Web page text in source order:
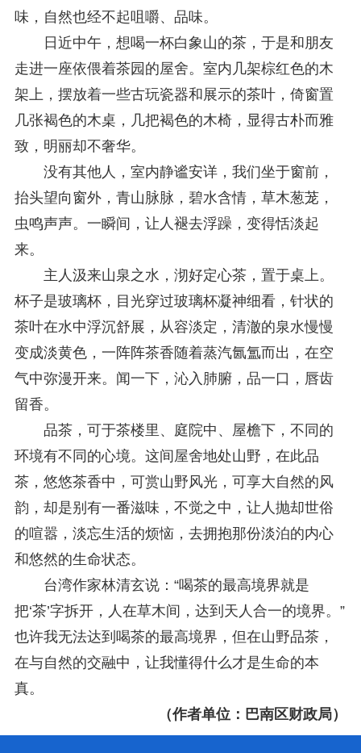
味，自然也经不起咀嚼、品味。
日近中午，想喝一杯白象山的茶，于是和朋友
走进一座依偎着茶园的屋舍。室内几架棕红色的木
架上，摆放着一些古玩瓷器和展示的茶叶，倚窗置
几张褐色的木桌，几把褐色的木椅，显得古朴而雅
致，明丽却不奢华。
没有其他人，室内静谧安详，我们坐于窗前，
抬头望向窗外，青山脉脉，碧水含情，草木葱茏，
虫鸣声声。一瞬间，让人褪去浮躁，变得恬淡起
来。
主人汲来山泉之水，沏好定心茶，置于桌上。
杯子是玻璃杯，目光穿过玻璃杯凝神细看，针状的
茶叶在水中浮沉舒展，从容淡定，清澈的泉水慢慢
变成淡黄色，一阵阵茶香随着蒸汽氤氲而出，在空
气中弥漫开来。闻一下，沁入肺腑，品一口，唇齿
留香。
品茶，可于茶楼里、庭院中、屋檐下，不同的
环境有不同的心境。这间屋舍地处山野，在此品
茶，悠悠茶香中，可赏山野风光，可享大自然的风
韵，却是别有一番滋味，不觉之中，让人抛却世俗
的喧嚣，淡忘生活的烦恼，去拥抱那份淡泊的内心
和悠然的生命状态。
台湾作家林清玄说：“喝茶的最高境界就是
把‘茶’字拆开，人在草木间，达到天人合一的境界。”
也许我无法达到喝茶的最高境界，但在山野品茶，
在与自然的交融中，让我懂得什么才是生命的本
真。
（作者单位：巴南区财政局）